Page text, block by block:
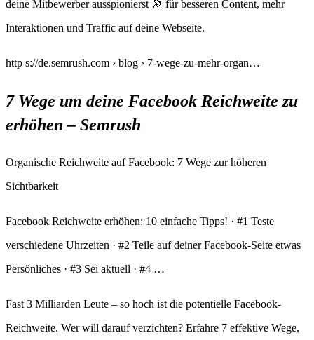
deine Mitbewerber ausspionierst 🔭 für besseren Content, mehr
Interaktionen und Traffic auf deine Webseite.
http s://de.semrush.com › blog › 7-wege-zu-mehr-organ…
7 Wege um deine Facebook Reichweite zu
erhöhen – Semrush
Organische Reichweite auf Facebook: 7 Wege zur höheren
Sichtbarkeit
Facebook Reichweite erhöhen: 10 einfache Tipps! · #1 Teste
verschiedene Uhrzeiten · #2 Teile auf deiner Facebook-Seite etwas
Persönliches · #3 Sei aktuell · #4 …
Fast 3 Milliarden Leute – so hoch ist die potentielle Facebook-
Reichweite. Wer will darauf verzichten? Erfahre 7 effektive Wege,